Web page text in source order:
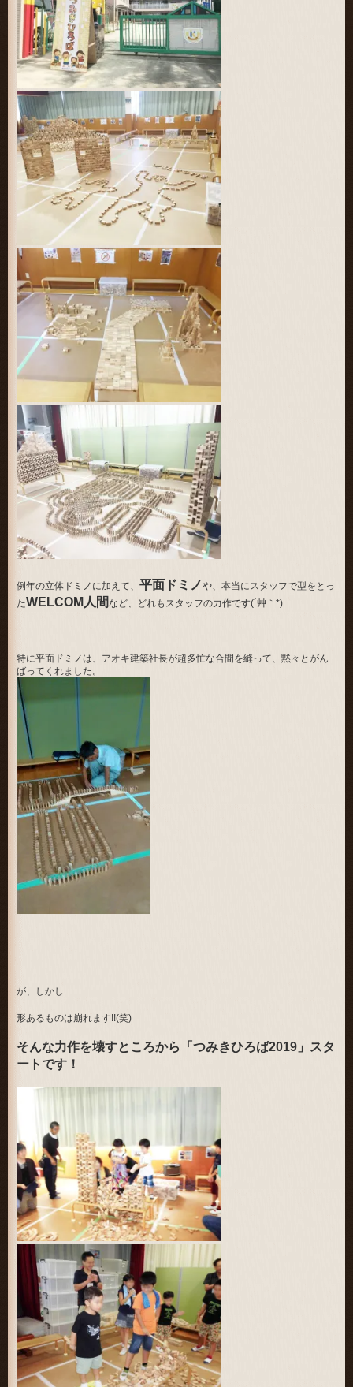
例年の立体ドミノに加えて、平面ドミノや、本当にスタッフで型をとっ
たWELCOM人間など、どれもスタッフの力作です(´艸｀*)
特に平面ドミノは、アオキ建築社長が超多忙な合間を縫って、黙々とがん
ばってくれました。
が、しかし
形あるものは崩れます!!(笑)
そんな力作を壊すところから「つみきひろば2019」スタ
ートです！